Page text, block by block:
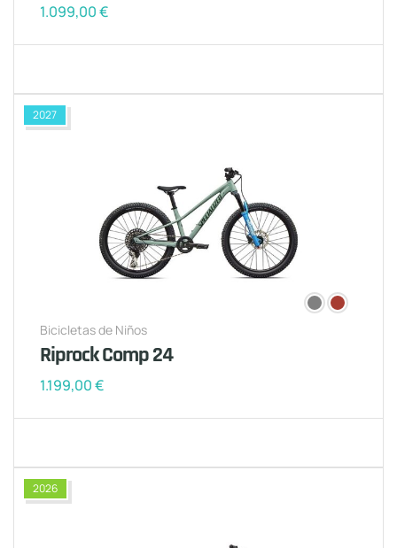
1.099,00€
2027
Bicicletas de Niños
Riprock Comp 24
1.199,00€
2026